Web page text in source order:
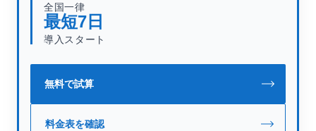
全国一律
最短7 日
導入スタート
無料で試算
料金表を確認